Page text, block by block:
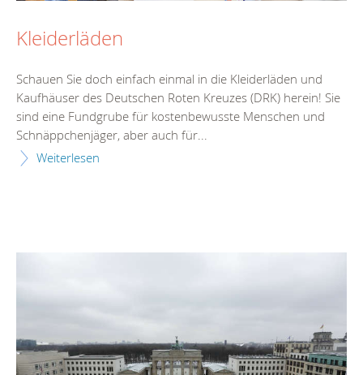
Kleiderläden
Schauen Sie doch einfach einmal in die Kleiderläden und
Kaufhäuser des Deutschen Roten Kreuzes (DRK) herein! Sie
sind eine Fundgrube für kostenbewusste Menschen und
Schnäppchenjäger, aber auch für...
Weiterlesen